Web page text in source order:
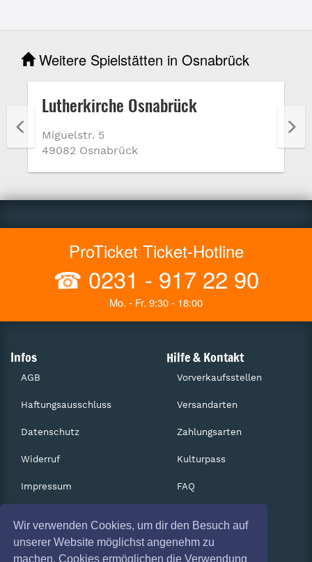
Wir verwenden Cookies, um dir den Besuch auf
unserer Website möglichst angenehm zu
machen. Cookies ermöglichen die Verwendung
Weitere Spielstätten in Osnabrück
Lutherkirche Osnabrück
Miguelstr. 5
49082 Osnabrück
ProTicket Ticket-Hotline
☎ 0231 - 917 22 90
Mo. - Fr. 9:30 - 18:00
Infos
AGB
Haftungsausschluss
Datenschutz
Widerruf
Impressum
Coronavirus (COVID 19)
Hilfe & Kontakt
Vorverkaufsstellen
Versandarten
Zahlungsarten
Kulturpass
FAQ
Services
Gutscheine